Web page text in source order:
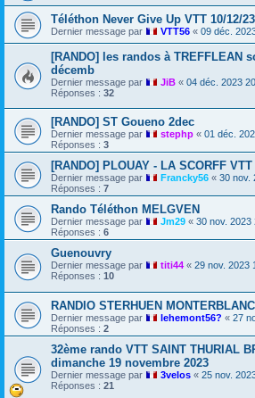
Téléthon Never Give Up VTT 10/12/23
Dernier message par VTT56 « 09 déc.
[RANDO] les randos à TREFFLEAN
décemb
Dernier message par JiB « 04 déc. 2023
Réponses : 32
[RANDO] ST Goueno 2dec
Dernier message par stephp « 01 déc.
Réponses : 3
[RANDO] PLOUAY - LA SCORFF
Dernier message par Francky56 « 30 nov.
Réponses : 7
Rando Téléthon MELGVEN
Dernier message par Jm29 « 30 nov. 2023
Réponses : 6
Guenouvry
Dernier message par titi44 « 29 nov. 2023
Réponses : 10
RANDIO STERHUEN MONTERBLANC
Dernier message par lehemont56? « 27
Réponses : 2
32ème rando VTT SAINT THURIAL
dimanche 19 novembre 2023
Dernier message par 3velos « 25 nov.
Réponses : 21